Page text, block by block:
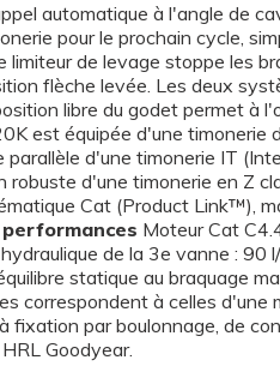
automatique à l'angle de
pour le prochain cycle,
limiteur de levage stoppe les
flèche levée. Les deux
libre du godet permet à
est équipée d'une timonerie
d'une timonerie IT
d'une timonerie en Z
Cat (Product Link™),
Moteur Cat
de la 3e vanne : 90
statique au braquage
correspondent à celles
fixation par boulonnage, de
Goodyear.